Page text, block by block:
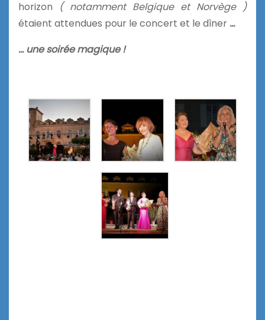
horizon ( notamment Belgique et Norvège )
étaient attendues pour le concert et le dîner …
… une soirée magique !